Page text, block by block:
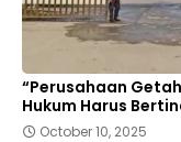
“Perusahaan
Hukum Harus
October 10, 2025